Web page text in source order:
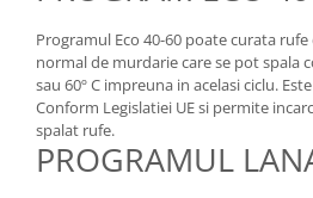
Programul Eco 40-60 poate curata
normal de murdarie care se pot spala
sau 60º C impreuna in acelasi ciclu.
Conform Legislatiei UE si permite
spalat rufe.
PROGRAMUL